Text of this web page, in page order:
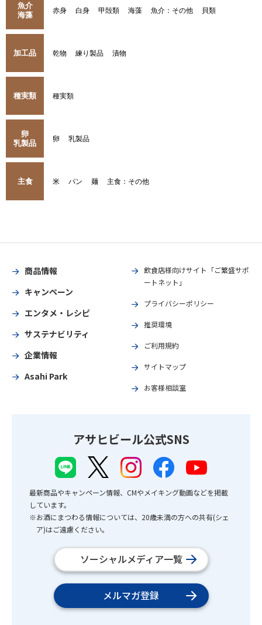
魚介
海藻
赤身 白身 甲殻類 海藻 魚介：その他 貝類
加工品 乾物 練り製品 漬物
種実類 種実類
卵
乳製品
卵 乳製品
主食 米 パン 麺 主食：その他
商品情報
キャンペーン
エンタメ・レシピ
サステナビリティ
企業情報
Asahi Park
飲食店様向けサイト「ご繁盛サポ
ートネット」
プライバシーポリシー
推奨環境
ご利用規約
サイトマップ
お客様相談室
アサヒビール公式SNS
最新商品やキャンペーン情報、CMやメイキング動画などを掲載
しています。
※お酒にまつわる情報については、20歳未満の方への共有(シェ
ア)はご遠慮ください。
ソーシャルメディア一覧
メルマガ登録